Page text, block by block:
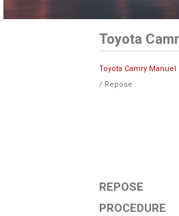
Toyota
Toyota Camry Manuel
/ Repose
REPOSE
PROCEDURE